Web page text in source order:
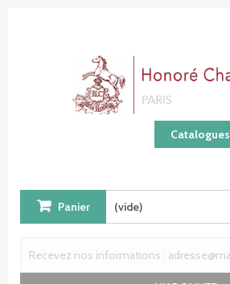
Catalogues
Panier (vide)